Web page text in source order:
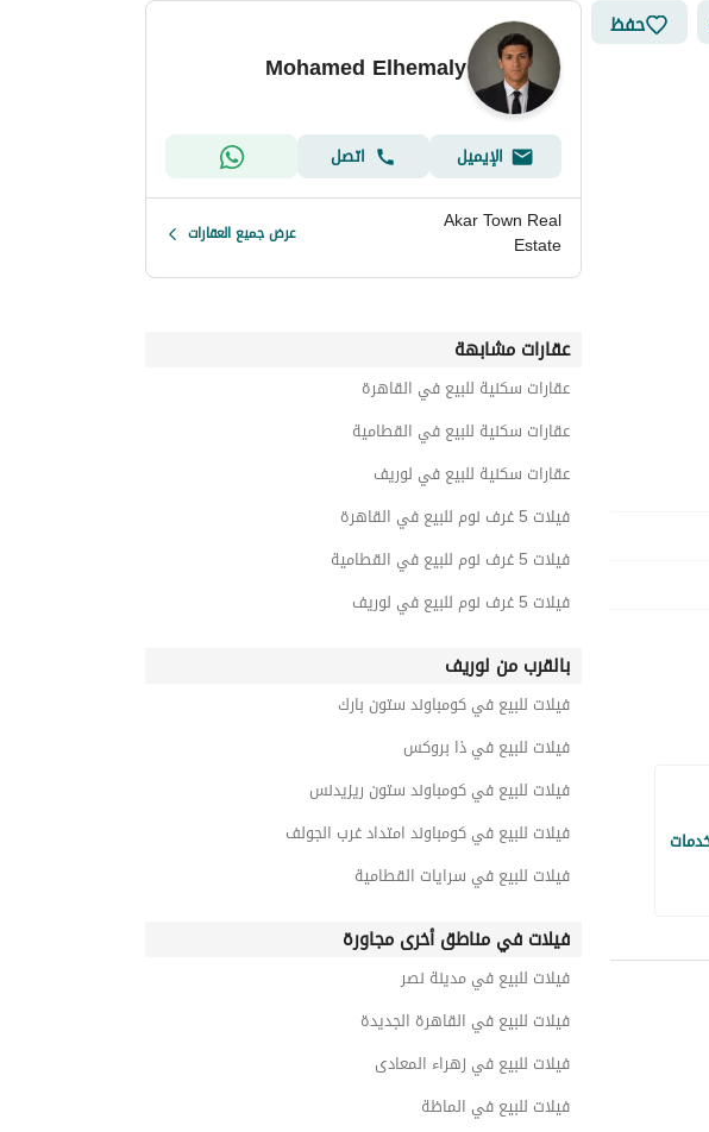
حفظ
Mohamed Elhemaly
الإيميل
اتصل
Akar Town Real
Estate عرض جميع العقارات
عقارات مشابهة
عقارات سكنية للبيع في القاهرة
عقارات سكنية للبيع في القطامية
عقارات سكنية للبيع في لوريف
فيلات 5 غرف نوم للبيع في القاهرة
فيلات 5 غرف نوم للبيع في القطامية
فيلات 5 غرف نوم للبيع في لوريف
بالقرب من لوريف
فيلات للبيع في كومباوند ستون بارك
فيلات للبيع في ذا بروكس
فيلات للبيع في كومباوند ستون ريزيدنس
فيلات للبيع في كومباوند امتداد غرب الجولف
فيلات للبيع في سرايات القطامية
فيلات في مناطق أخرى مجاورة
فيلات للبيع في مدينة نصر
فيلات للبيع في القاهرة الجديدة
فيلات للبيع في زهراء المعادى
فيلات للبيع في الماظة